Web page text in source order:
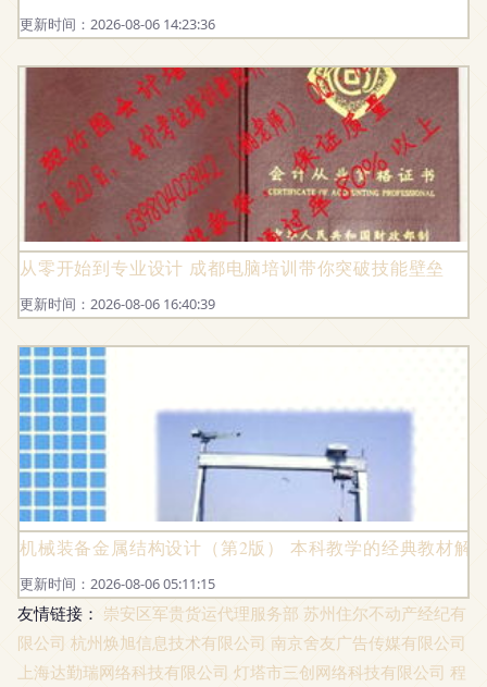
更新时间：2026-08-06 14:23:36
从零开始到专业设计 成都电脑培训带你突破技能壁垒
更新时间：2026-08-06 16:40:39
机械装备金属结构设计（第2版） 本科教学的经典教材解
更新时间：2026-08-06 05:11:15
友情链接： 崇安区军贵货运代理服务部 苏州住尔不动产经纪有
限公司 杭州焕旭信息技术有限公司 南京舍友广告传媒有限公司
上海达勤瑞网络科技有限公司 灯塔市三创网络科技有限公司 程